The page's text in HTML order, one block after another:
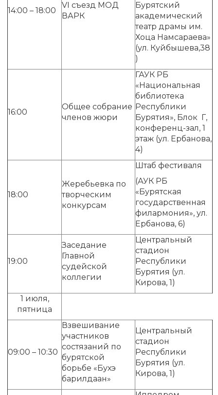
14:00 – 18:00
VI съезд МОД
ВАРК
Бурятский
академический
театр драмы им.
Хоца Намсараева»
(ул. Куйбышева,38
)
16:00
Общее собрание
членов жюри
ГАУК РБ
«Национальная
библиотека
Республики
Бурятия», Блок Г,
конференц-зал, 1
этаж (ул. Ербанова,
4)
18:00
Жеребьевка по
творческим
конкурсам
Штаб фестиваля
(АУК РБ
«Бурятская
государственная
филармония», ул.
Ербанова, 6)
19:00
Заседание
Главной
судейской
коллегии
Центральный
стадион
Республики
Бурятия (ул.
Кирова, 1)
1 июля,
пятница
09:00 – 10:30
Взвешивание
участников
состязаний по
бурятской
борьбе «Бухэ
барилдаан»
Центральный
стадион
Республики
Бурятия (ул.
Кирова, 1)